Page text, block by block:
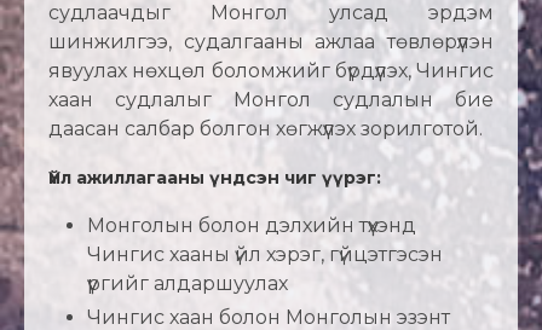
судлаачдыг Монгол улсад эрдэм
шинжилгээ, судалгааны ажлаа төвлөрүүлэн
явуулах нөхцөл боломжийг бүрдүүлэх, Чингис
хаан судлалыг Монгол судлалын бие
даасан салбар болгон хөгжүүлэх зорилготой.
Үйл ажиллагааны үндсэн чиг үүрэг:
Монголын болон дэлхийн түүхэнд
Чингис хааны үйл хэрэг, гүйцэтгэсэн
үүргийг алдаршуулах
Чингис хаан болон Монголын эзэнт